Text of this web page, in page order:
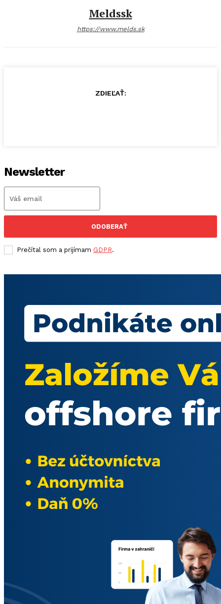
Meldssk
https://www.melds.sk
ZDIEĽAŤ:
Newsletter
ODOBERAŤ
Prečítal som a prijímam GDPR.